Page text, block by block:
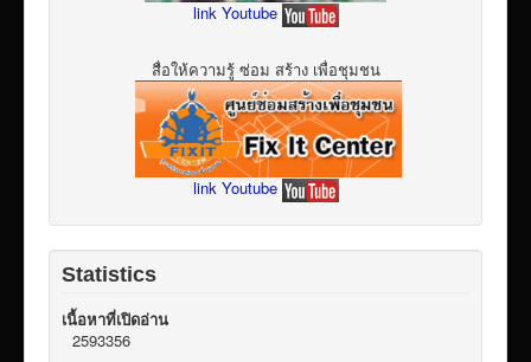
link Youtube
สื่อให้ความรู้ ซ่อม สร้าง เพื่อชุมชน
link Youtube
Statistics
เนื้อหาที่เปิดอ่าน
2593356